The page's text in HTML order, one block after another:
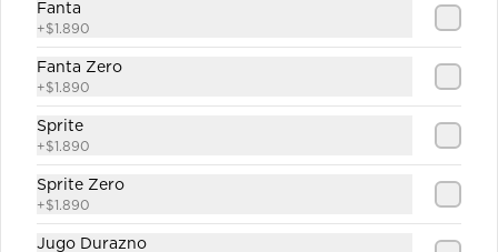
Fanta
+$1.890
Fanta Zero
+$1.890
Sprite
+$1.890
Sprite Zero
+$1.890
Jugo Durazno